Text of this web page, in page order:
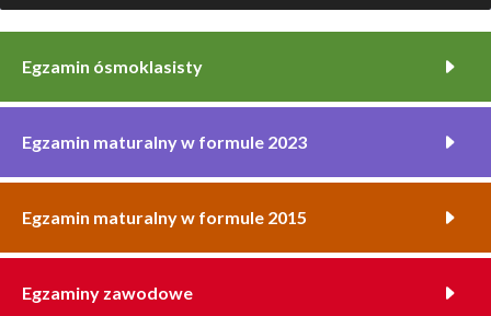
Egzamin ósmoklasisty
Egzamin maturalny w formule 2023
Egzamin maturalny w formule 2015
Egzaminy zawodowe